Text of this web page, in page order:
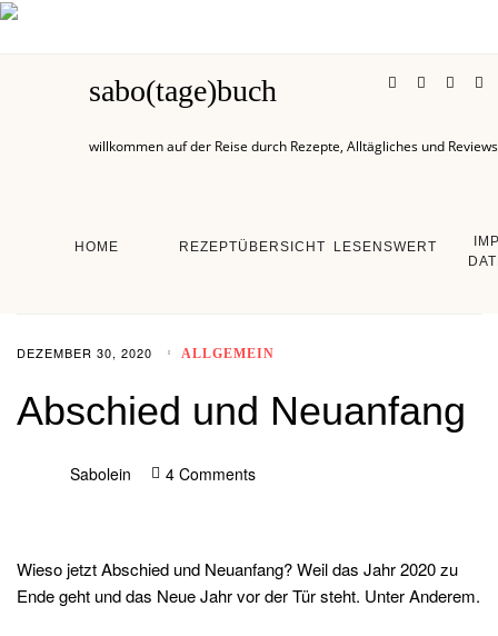
sabo(tage)buch
willkommen auf der Reise durch Rezepte, Alltägliches und Reviews
HOME REZEPTÜBERSICHT LESENSWERT
DEZEMBER 30, 2020 ALLGEMEIN
Abschied und Neuanfang
Sabolein 4 Comments
Wieso jetzt Abschied und Neuanfang? Weil das Jahr 2020 zu
Ende geht und das Neue Jahr vor der Tür steht. Unter Anderem.